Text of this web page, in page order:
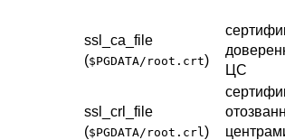
ssl_ca_file
($PGDATA/root.crt)
ЦС
ssl_crl_file
($PGDATA/root.crl)